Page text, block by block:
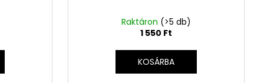
Raktáron (>5 db)
1 550 Ft
KOSÁRBA